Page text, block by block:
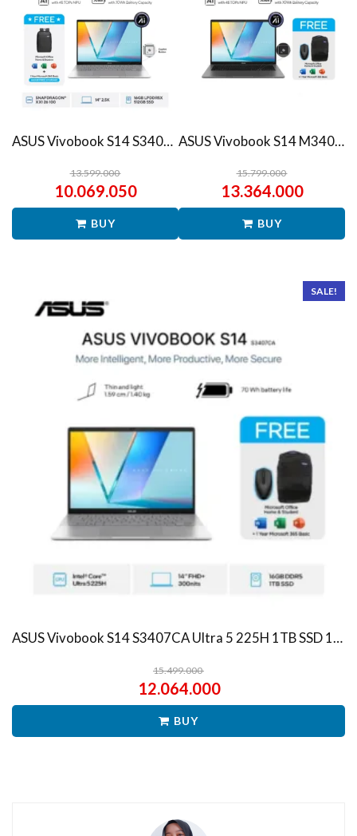
ASUS Vivobook S14 S3407QA – IPSP151M – Matte Gray
13.599.000
10.069.050
BUY
ASUS Vivobook S14 M3407HA Ryzen 7 260 1TB SSD 16GB WUXGA IPS Win11+OHS
15.799.000
13.364.000
BUY
SALE!
ASUS Vivobook S14 S3407CA Ultra 5 225H 1TB SSD 16GB WUXGA IPS Win11+OHS
15.499.000
12.064.000
BUY